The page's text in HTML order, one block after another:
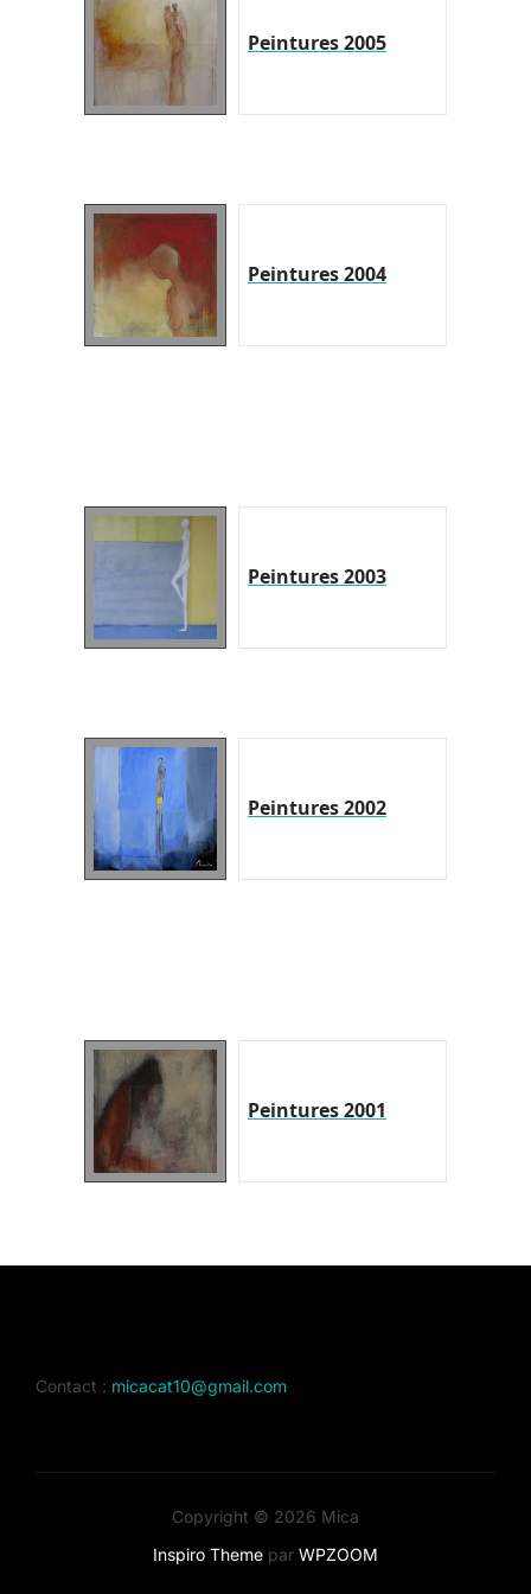
Peintures 2005
Peintures 2004
Peintures 2003
Peintures 2002
Peintures 2001
Contact : micacat10@gmail.com
Copyright © 2026 Mica
Inspiro Theme par WPZOOM